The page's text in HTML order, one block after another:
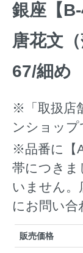
銀座【
唐花文
67/細め
※「取扱店
ンショップ
※品番に【
帯につきま
いません。
にお問い合
販売価格